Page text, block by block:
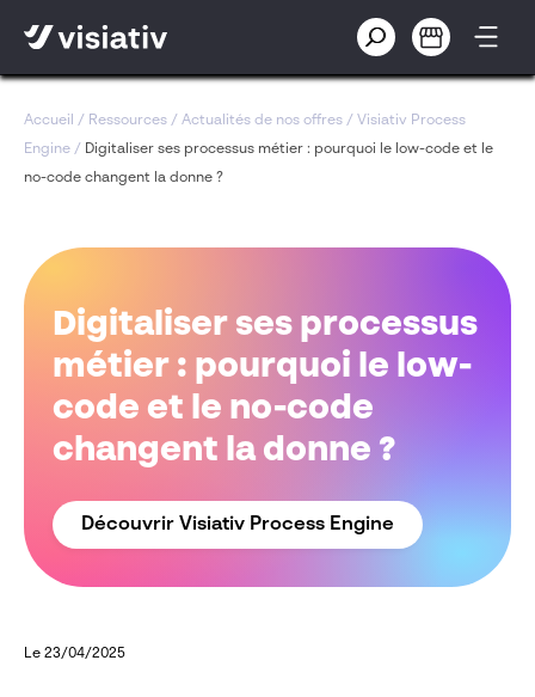
Accueil / Ressources / Actualités de nos offres / Visiativ Process
Engine / Digitaliser ses processus métier : pourquoi le low-code et le
no-code changent la donne ?
Digitaliser ses processus
métier : pourquoi le low-
code et le no-code
changent la donne ?
Découvrir Visiativ Process Engine
Le 23/04/2025